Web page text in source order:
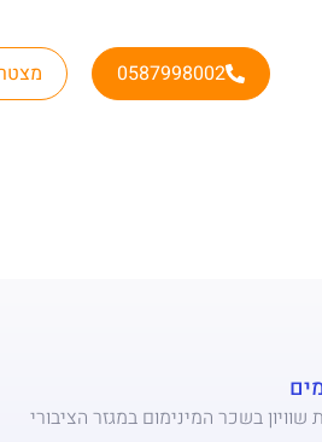
0587998002
בשכר המינימום במגזר הציבורי